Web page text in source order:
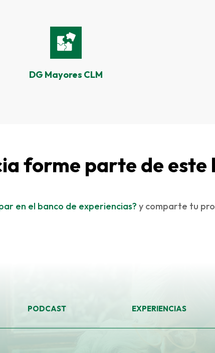
DG Mayores CLM
forme parte de este
en el banco de experiencias? y comparte tu
PODCAST EXPERIENCIAS